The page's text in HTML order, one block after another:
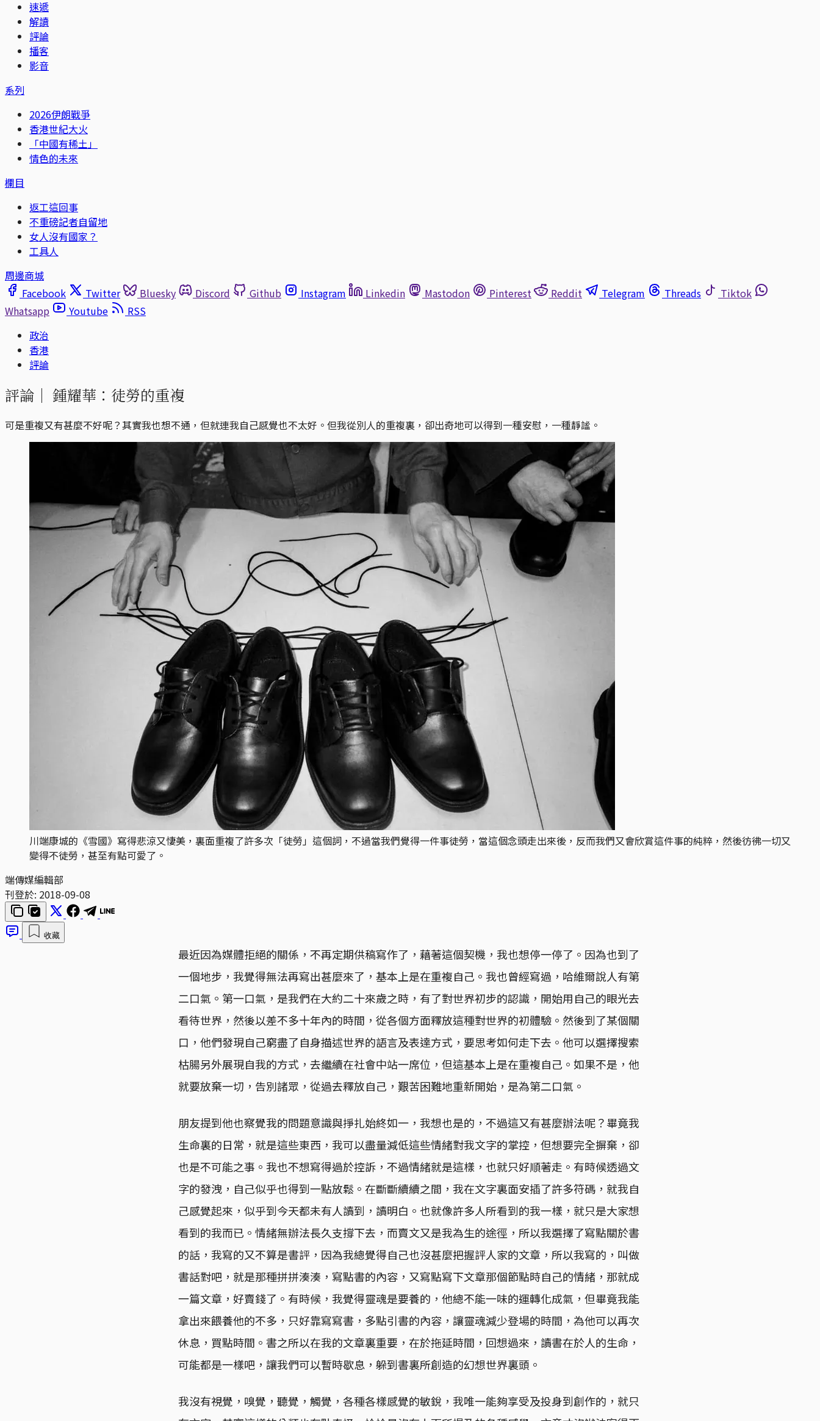
速遞
解讀
評論
播客
影音
系列
2026伊朗戰爭
香港世紀大火
「中國有稀土」
情色的未來
欄目
返工這回事
不重磅記者自留地
女人沒有國家？
工具人
周邊商城
Facebook
Twitter Bluesky Discord Github Instagram Linkedin Mastodon Pinterest Reddit Telegram Threads
Tiktok
Whatsapp
Youtube
RSS
政治
香港
評論
評論｜ 鍾耀華：徒勞的重複
可是重複又有甚麼不好呢？其實我也想不通，但就連我自己感覺也不太好。但我從別人的重複裏，卻出奇地可以得到一種安慰，一種靜謐。
川端康城的《雪國》寫得悲涼又悽美，裏面重複了許多次「徒勞」這個詞，不過當我們覺得一件事徒勞，當這個念頭走出來後，反而我們又會欣賞這件事的純粹，然後彷彿一切又
變得不徒勞，甚至有點可愛了。
端傳媒編輯部
刊登於: 2018-09-08
收藏
最近因為媒體拒絕的關係，不再定期供稿寫作了，藉著這個契機，我也想停一停了。因為也到了
一個地步，我覺得無法再寫出甚麼來了，基本上是在重複自己。我也曾經寫過，哈維爾說人有第
二口氣。第一口氣，是我們在大約二十來歲之時，有了對世界初步的認識，開始用自己的眼光去
看待世界，然後以差不多十年內的時間，從各個方面釋放這種對世界的初體驗。然後到了某個關
口，他們發現自己窮盡了自身描述世界的語言及表達方式，要思考如何走下去。他可以選擇搜索
枯腸另外展現自我的方式，去繼續在社會中站一席位，但這基本上是在重複自己。如果不是，他
就要放棄一切，告別諸眾，從過去釋放自己，艱苦困難地重新開始，是為第二口氣。
朋友提到他也察覺我的問題意識與掙扎始終如一，我想也是的，不過這又有甚麼辦法呢？畢竟我
生命裏的日常，就是這些東西，我可以盡量減低這些情緒對我文字的掌控，但想要完全摒棄，卻
也是不可能之事。我也不想寫得過於控訴，不過情緒就是這樣，也就只好順著走。有時候透過文
字的發洩，自己似乎也得到一點放鬆。在斷斷續續之間，我在文字裏面安插了許多符碼，就我自
己感覺起來，似乎到今天都未有人讀到，讀明白。也就像許多人所看到的我一樣，就只是大家想
看到的我而已。情緒無辦法長久支撐下去，而賣文又是我為生的途徑，所以我選擇了寫點關於書
的話，我寫的又不算是書評，因為我總覺得自己也沒甚麼把握評人家的文章，所以我寫的，叫做
書話對吧，就是那種拼拼湊湊，寫點書的內容，又寫點寫下文章那個節點時自己的情緒，那就成
一篇文章，好賣錢了。有時候，我覺得靈魂是要養的，他總不能一味的運轉化成氣，但畢竟我能
拿出來餵養他的不多，只好靠寫寫書，多點引書的內容，讓靈魂減少登場的時間，為他可以再次
休息，買點時間。書之所以在我的文章裏重要，在於拖延時間，回想過來，讀書在於人的生命，
可能都是一樣吧，讓我們可以暫時歇息，躲到書裏所創造的幻想世界裏頭。
我沒有視覺，嗅覺，聽覺，觸覺，各種各樣感覺的敏銳，我唯一能夠享受及投身到創作的，就只